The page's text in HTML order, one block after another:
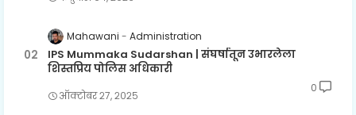
Mahawani Administration
IPS Mummaka Sudarshan | संघर्षातून उभारलेला
शिस्तप्रिय पोलिस अधिकारी
ऑक्टोबर २७, २०२५
0